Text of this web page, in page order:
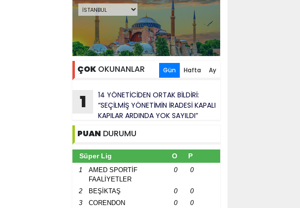
ÇOK OKUNANLAR Gün Hafta Ay
1
14 YÖNETİCİDEN ORTAK BİLDİRİ:
“SEÇİLMİŞ YÖNETİMİN İRADESİ KAPALI
KAPILAR ARDINDA YOK SAYILDI”
PUAN DURUMU
Süper Lig O P
1
AMED SPORTİF
FAALİYETLER
0 0
2 BEŞİKTAŞ 0
0
3
CORENDON
0 0